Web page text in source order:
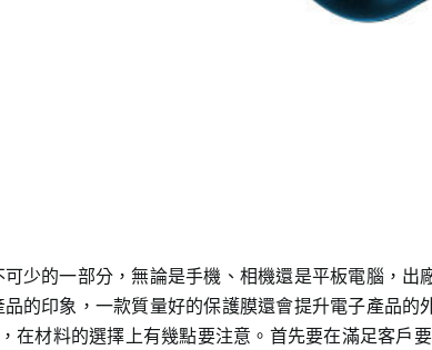
少的一部分，無論是手機、相機還是平板電腦，
的印象，一款質量好的保護膜還會提升電子產品的
材料的選擇上有幾點要注意。首先要在滿足客戶